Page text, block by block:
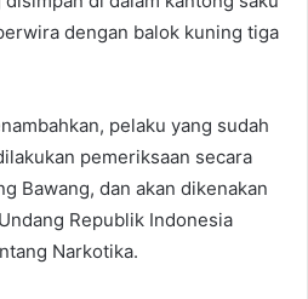
dengan balok kuning tiga
pelaku yang sudah
pemeriksaan secara
Bawang, dan akan dikenakan
Republik Indonesia
Narkotika.